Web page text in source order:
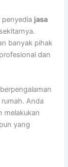
penyedia jasa
banyak pihak
dan
Anda
melakukan
yang